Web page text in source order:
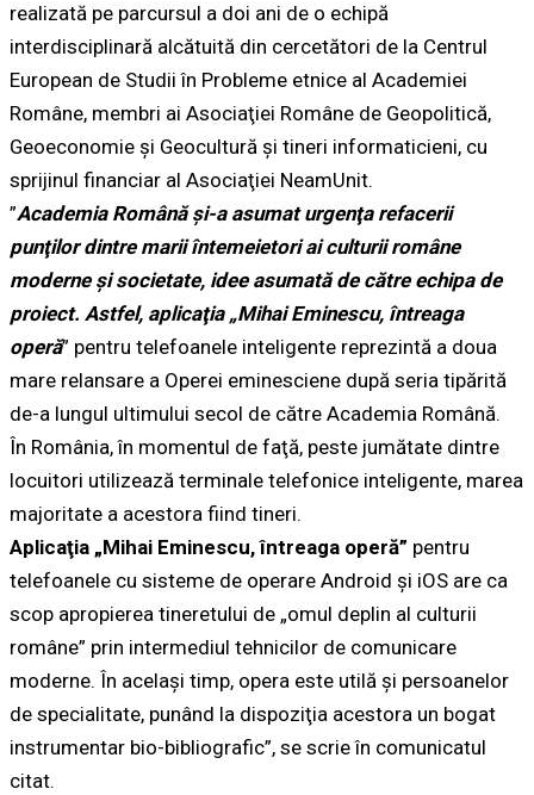
realizată pe parcursul a doi ani de o echipă
interdisciplinară alcătuită din cercetători de la Centrul
European de Studii în Probleme etnice al Academiei
Române, membri ai Asociaţiei Române de Geopolitică,
Geoeconomie şi Geocultură şi tineri informaticieni, cu
sprijinul financiar al Asociaţiei NeamUnit.
”Academia Română şi-a asumat urgenţa refacerii
punţilor dintre marii întemeietori ai culturii române
moderne şi societate, idee asumată de către echipa de
proiect. Astfel, aplicaţia „Mihai Eminescu, întreaga
operă” pentru telefoanele inteligente reprezintă a doua
mare relansare a Operei eminesciene după seria tipărită
de-a lungul ultimului secol de către Academia Română.
În România, în momentul de faţă, peste jumătate dintre
locuitori utilizează terminale telefonice inteligente, marea
majoritate a acestora fiind tineri.
Aplicaţia „Mihai Eminescu, întreaga operă” pentru
telefoanele cu sisteme de operare Android şi iOS are ca
scop apropierea tineretului de „omul deplin al culturii
române” prin intermediul tehnicilor de comunicare
moderne. În acelaşi timp, opera este utilă şi persoanelor
de specialitate, punând la dispoziţia acestora un bogat
instrumentar bio-bibliografic”, se scrie în comunicatul
citat.